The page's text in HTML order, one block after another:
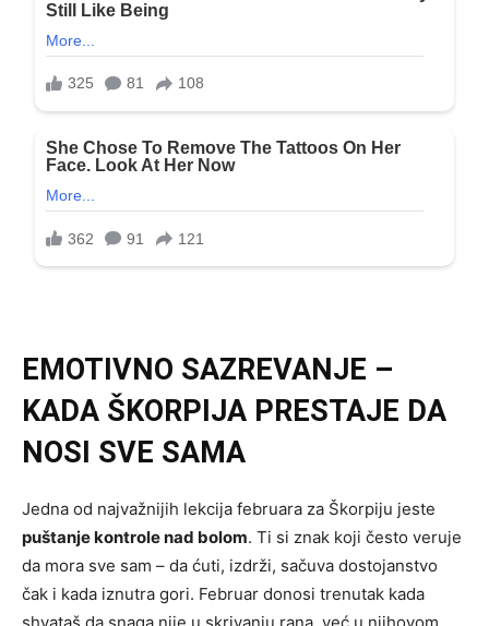
EMOTIVNO SAZREVANJE –
KADA ŠKORPIJA PRESTAJE DA
NOSI SVE SAMA
Jedna od najvažnijih lekcija februara za Škorpiju jeste
puštanje kontrole nad bolom. Ti si znak koji često veruje
da mora sve sam – da ćuti, izdrži, sačuva dostojanstvo
čak i kada iznutra gori. Februar donosi trenutak kada